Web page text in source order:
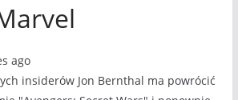
ago
insiderów Jon Bernthal ma powrócić